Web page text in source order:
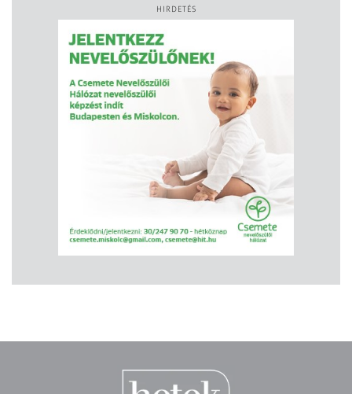
HIRDETÉS